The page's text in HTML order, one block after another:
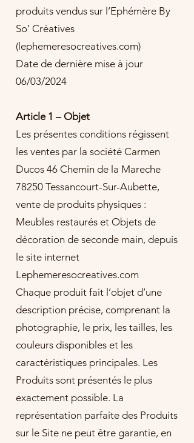
produits vendus sur l’Ephémère By
So’ Créatives
(lephemeresocreatives.com)
Date de dernière mise à jour
06/03/2024
Article 1 – Objet
Les présentes conditions régissent
les ventes par la société Carmen
Ducos 46 Chemin de la Mareche
78250 Tessancourt-Sur-Aubette,
vente de produits physiques :
Meubles restaurés et Objets de
décoration de seconde main, depuis
le site internet
Lephemeresocreatives.com
Chaque produit fait l’objet d’une
description précise, comprenant la
photographie, le prix, les tailles, les
couleurs disponibles et les
caractéristiques principales. Les
Produits sont présentés le plus
exactement possible. La
représentation parfaite des Produits
sur le Site ne peut être garantie, en